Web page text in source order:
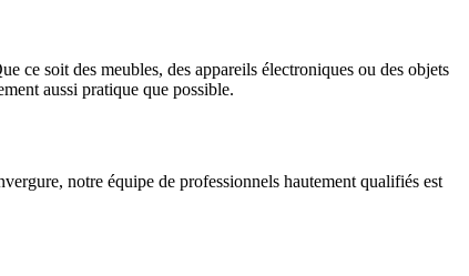
ce soit des meubles, des appareils électroniques ou des objets
aussi pratique que possible.
notre équipe de professionnels hautement qualifiés est